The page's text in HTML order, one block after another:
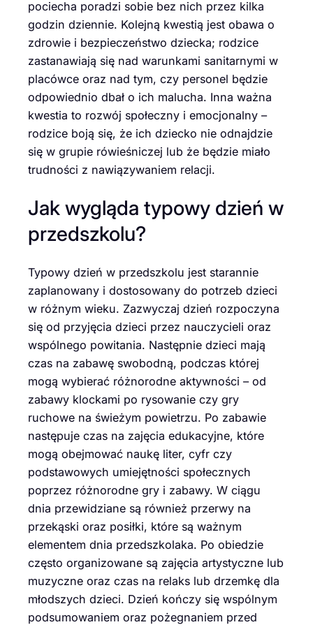
pociecha poradzi sobie bez nich przez kilka
godzin dziennie. Kolejną kwestią jest obawa o
zdrowie i bezpieczeństwo dziecka; rodzice
zastanawiają się nad warunkami sanitarnymi w
placówce oraz nad tym, czy personel będzie
odpowiednio dbał o ich malucha. Inna ważna
kwestia to rozwój społeczny i emocjonalny –
rodzice boją się, że ich dziecko nie odnajdzie
się w grupie rówieśniczej lub że będzie miało
trudności z nawiązywaniem relacji.
Jak wygląda typowy dzień w
przedszkolu?
Typowy dzień w przedszkolu jest starannie
zaplanowany i dostosowany do potrzeb dzieci
w różnym wieku. Zazwyczaj dzień rozpoczyna
się od przyjęcia dzieci przez nauczycieli oraz
wspólnego powitania. Następnie dzieci mają
czas na zabawę swobodną, podczas której
mogą wybierać różnorodne aktywności – od
zabawy klockami po rysowanie czy gry
ruchowe na świeżym powietrzu. Po zabawie
następuje czas na zajęcia edukacyjne, które
mogą obejmować naukę liter, cyfr czy
podstawowych umiejętności społecznych
poprzez różnorodne gry i zabawy. W ciągu
dnia przewidziane są również przerwy na
przekąski oraz posiłki, które są ważnym
elementem dnia przedszkolaka. Po obiedzie
często organizowane są zajęcia artystyczne lub
muzyczne oraz czas na relaks lub drzemkę dla
młodszych dzieci. Dzień kończy się wspólnym
podsumowaniem oraz pożegnaniem przed